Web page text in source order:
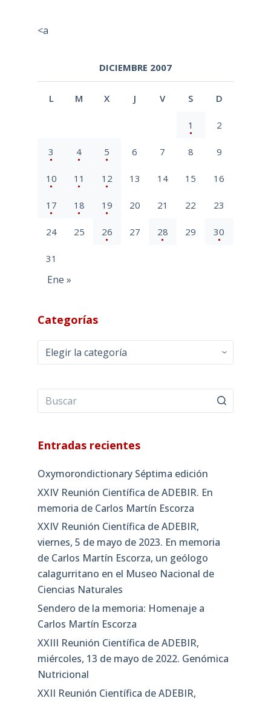
<a
DICIEMBRE 2007
L M X J V S D
1 2
3 4 5 6 7 8 9
10 11 12 13 14 15 16
17 18 19 20 21 22 23
24 25 26 27 28 29 30
31
Ene »
Categorías
Categorías
Entradas recientes
Oxymorondictionary Séptima edición
XXIV Reunión Científica de ADEBIR. En
memoria de Carlos Martín Escorza
XXIV Reunión Científica de ADEBIR,
viernes, 5 de mayo de 2023. En memoria
de Carlos Martín Escorza, un geólogo
calagurritano en el Museo Nacional de
Ciencias Naturales
Sendero de la memoria: Homenaje a
Carlos Martín Escorza
XXIII Reunión Científica de ADEBIR,
miércoles, 13 de mayo de 2022. Genómica
Nutricional
XXII Reunión Científica de ADEBIR,